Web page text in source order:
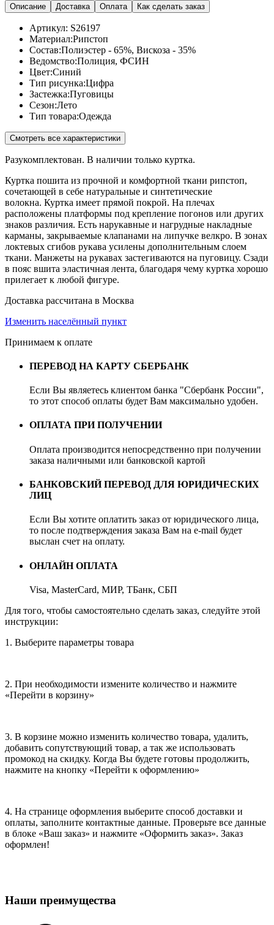
Описание Доставка Оплата Как сделать заказ
Артикул: S26197
Материал:Рипстоп
Состав:Полиэстер - 65%, Вискоза - 35%
Ведомство:Полиция, ФСИН
Цвет:Синий
Тип рисунка:Цифра
Застежка:Пуговицы
Сезон:Лето
Тип товара:Одежда
Смотреть все характеристики
Разукомплектован. В наличии только куртка.
Куртка пошита из прочной и комфортной ткани рипстоп,
сочетающей в себе натуральные и синтетические
волокна. Куртка имеет прямой покрой. На плечах
расположены платформы под крепление погонов или других
знаков различия. Есть нарукавные и нагрудные накладные
карманы, закрываемые клапанами на липучке велкро. В зонах
локтевых сгибов рукава усилены дополнительным слоем
ткани. Манжеты на рукавах застегиваются на пуговицу. Сзади
в пояс вшита эластичная лента, благодаря чему куртка хорошо
прилегает к любой фигуре.
Доставка рассчитана в Москва
Изменить населённый пункт
Принимаем к оплате
ПЕРЕВОД НА КАРТУ СБЕРБАНК
Если Вы являетесь клиентом банка "Сбербанк России",
то этот способ оплаты будет Вам максимально удобен.
ОПЛАТА ПРИ ПОЛУЧЕНИИ
Оплата производится непосредственно при получении
заказа наличными или банковской картой
БАНКОВСКИЙ ПЕРЕВОД ДЛЯ ЮРИДИЧЕСКИХ
ЛИЦ
Если Вы хотите оплатить заказ от юридического лица,
то после подтверждения заказа Вам на e-mail будет
выслан счет на оплату.
ОНЛАЙН ОПЛАТА
Visa, MasterCard, МИР, ТБанк, СБП
Для того, чтобы самостоятельно сделать заказ, следуйте этой
инструкции:
1. Выберите параметры товара
2. При необходимости измените количество и нажмите
«Перейти в корзину»
3. В корзине можно изменить количество товара, удалить,
добавить сопутствующий товар, а так же использовать
промокод на скидку. Когда Вы будете готовы продолжить,
нажмите на кнопку «Перейти к оформлению»
4. На странице оформления выберите способ доставки и
оплаты, заполните контактные данные. Проверьте все данные
в блоке «Ваш заказ» и нажмите «Оформить заказ». Заказ
оформлен!
Наши преимущества